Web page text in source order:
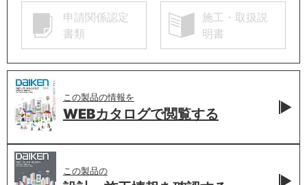
申請関係認定
書類
施工・取扱説
明書
この製品の情報を
WEBカタログで閲覧する
この製品の